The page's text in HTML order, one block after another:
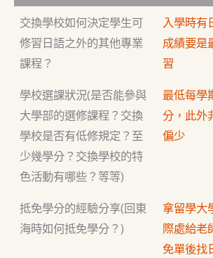
交換學校如何決定學生可
修習日語之外的其他專業
課程？
入學時有
成績要是
習
學校選課狀況(是否能參與
大學部的選修課程？交換
學校是否有低修規定？至
少幾學分？交換學校的特
色活動有哪些？等等)
最低每學
分，此外
偏少
抵免學分的經驗分享(回東
海時如何抵免學分？)
拿留學大
際處給老
免單後找